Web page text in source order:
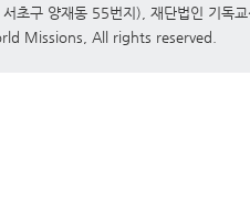
서초구 양재동 55번지), 재단법인
Missions, All rights reserved.